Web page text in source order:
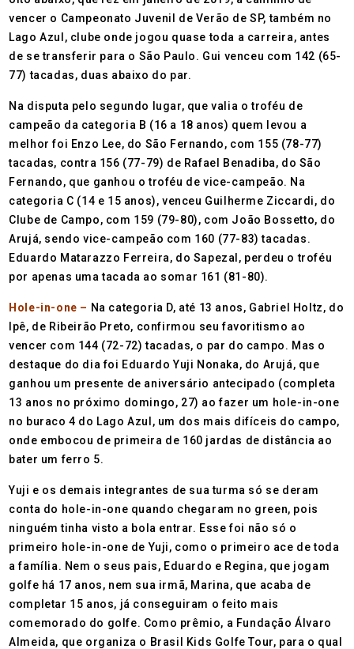
vencer o Campeonato Juvenil de Verão de SP, também no
Lago Azul, clube onde jogou quase toda a carreira, antes
de se transferir para o São Paulo. Gui venceu com 142 (65-
77) tacadas, duas abaixo do par.
Na disputa pelo segundo lugar, que valia o troféu de
campeão da categoria B (16 a 18 anos) quem levou a
melhor foi Enzo Lee, do São Fernando, com 155 (78-77)
tacadas, contra 156 (77-79) de Rafael Benadiba, do São
Fernando, que ganhou o troféu de vice-campeão. Na
categoria C (14 e 15 anos), venceu Guilherme Ziccardi, do
Clube de Campo, com 159 (79-80), com João Bossetto, do
Arujá, sendo vice-campeão com 160 (77-83) tacadas.
Eduardo Matarazzo Ferreira, do Sapezal, perdeu o troféu
por apenas uma tacada ao somar 161 (81-80).
Hole-in-one – Na categoria D, até 13 anos, Gabriel Holtz, do
Ipê, de Ribeirão Preto, confirmou seu favoritismo ao
vencer com 144 (72-72) tacadas, o par do campo. Mas o
destaque do dia foi Eduardo Yuji Nonaka, do Arujá, que
ganhou um presente de aniversário antecipado (completa
13 anos no próximo domingo, 27) ao fazer um hole-in-one
no buraco 4 do Lago Azul, um dos mais difíceis do campo,
onde embocou de primeira de 160 jardas de distância ao
bater um ferro 5.
Yuji e os demais integrantes de sua turma só se deram
conta do hole-in-one quando chegaram no green, pois
ninguém tinha visto a bola entrar. Esse foi não só o
primeiro hole-in-one de Yuji, como o primeiro ace de toda
a família. Nem o seus pais, Eduardo e Regina, que jogam
golfe há 17 anos, nem sua irmã, Marina, que acaba de
completar 15 anos, já conseguiram o feito mais
comemorado do golfe. Como prêmio, a Fundação Álvaro
Almeida, que organiza o Brasil Kids Golfe Tour, para o qual